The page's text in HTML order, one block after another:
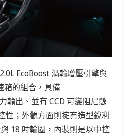
EcoBoost 渦輪增壓引擎與
箱的組合，具備
輸出、並有 CCD 可變阻尼懸
性；外觀方面則擁有造型銳利
18 吋輪圈，內裝則是以中控